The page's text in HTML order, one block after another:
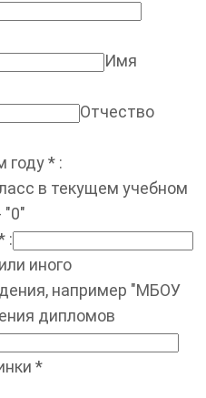
Имя
Отчество
году* :
в текущем учебном
"0"
:
иного
например "МБОУ
дипломов
*